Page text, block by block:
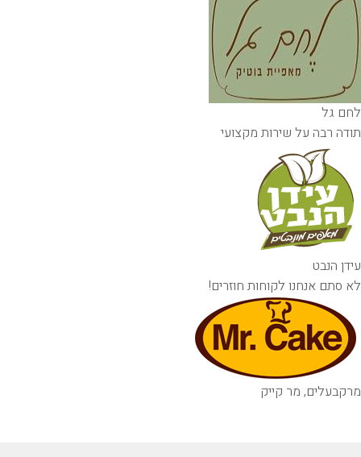
לחם גל
תודה רבה על שירות מקצועי
עידן הנבט
לא סתם אנחנו לקוחות חוזרים!
מרקבעלים, מר קייק